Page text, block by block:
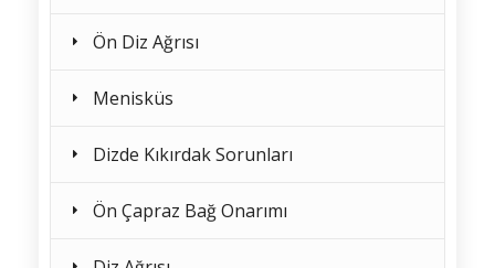
Ön Diz Ağrısı
Menisküs
Dizde Kıkırdak Sorunları
Ön Çapraz Bağ Onarımı